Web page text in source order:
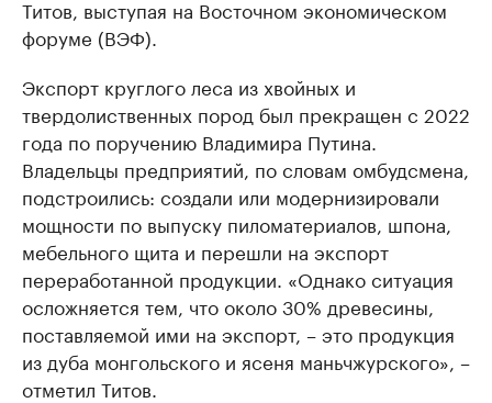
Титов, выступая на Восточном экономическом
форуме (ВЭФ).
Экспорт круглого леса из хвойных и
твердолиственных пород был прекращен с 2022
года по поручению Владимира Путина.
Владельцы предприятий, по словам омбудсмена,
подстроились: создали или модернизировали
мощности по выпуску пиломатериалов, шпона,
мебельного щита и перешли на экспорт
переработанной продукции. «Однако ситуация
осложняется тем, что около 30% древесины,
поставляемой ими на экспорт, – это продукция
из дуба монгольского и ясеня маньчжурского», –
отметил Титов.